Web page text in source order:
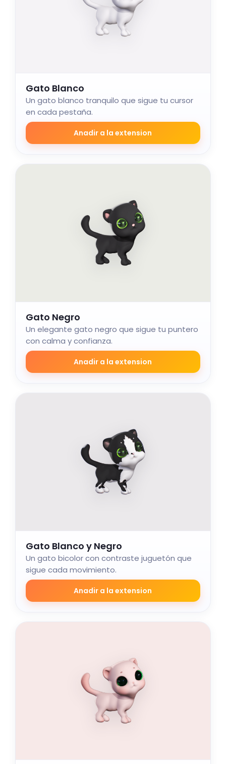
Gato Blanco
Un gato blanco tranquilo que sigue tu cursor
en cada pestaña.
Anadir a la extension
Gato Negro
Un elegante gato negro que sigue tu puntero
con calma y confianza.
Anadir a la extension
Gato Blanco y Negro
Un gato bicolor con contraste juguetón que
sigue cada movimiento.
Anadir a la extension